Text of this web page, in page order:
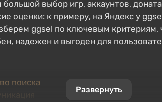
большой выбор игр, аккаунтов,
оценки: к примеру, на Яндекс у
ggsel по ключевым критериям,
надежен и выгоден для
поиска
Развернуть